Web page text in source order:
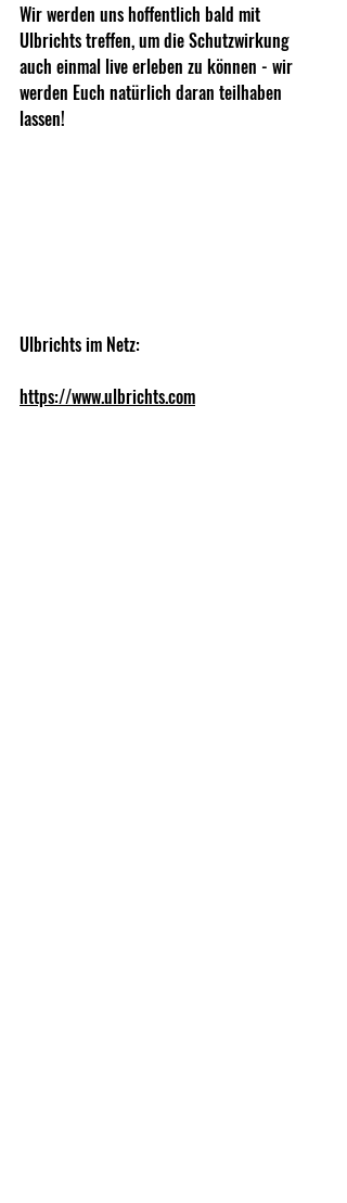
Wir werden uns hoffentlich bald mit
Ulbrichts treffen, um die Schutzwirkung
auch einmal live erleben zu können - wir
werden Euch natürlich daran teilhaben
lassen!
Ulbrichts im Netz:
https://www.ulbrichts.com